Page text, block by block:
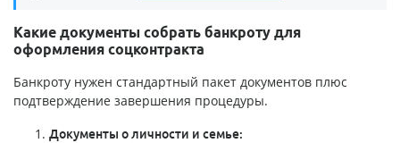
Какие документы собрать банкроту для
оформления соцконтракта
Банкроту нужен стандартный пакет документов плюс
подтверждение завершения процедуры.
Документы о личности и семье: